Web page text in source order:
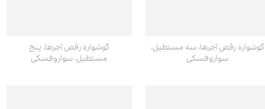
گوشواره رقص آجرها، سه مستطیل،
سواروفسکی
گوشواره رقص آجرها، پنج
مستطیل، سواروفسکی